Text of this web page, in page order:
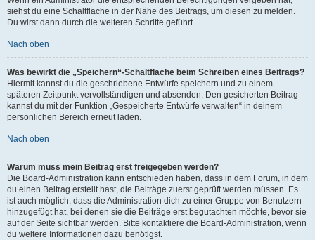
siehst du eine Schaltfläche in der Nähe des Beitrags, um diesen zu melden.
Du wirst dann durch die weiteren Schritte geführt.
Nach oben
Was bewirkt die „Speichern“-Schaltfläche beim Schreiben eines Beitrags?
Hiermit kannst du die geschriebene Entwürfe speichern und zu einem
späteren Zeitpunkt vervollständigen und absenden. Den gesicherten Beitrag
kannst du mit der Funktion „Gespeicherte Entwürfe verwalten“ in deinem
persönlichen Bereich erneut laden.
Nach oben
Warum muss mein Beitrag erst freigegeben werden?
Die Board-Administration kann entschieden haben, dass in dem Forum, in dem
du einen Beitrag erstellt hast, die Beiträge zuerst geprüft werden müssen. Es
ist auch möglich, dass die Administration dich zu einer Gruppe von Benutzern
hinzugefügt hat, bei denen sie die Beiträge erst begutachten möchte, bevor sie
auf der Seite sichtbar werden. Bitte kontaktiere die Board-Administration, wenn
du weitere Informationen dazu benötigst.